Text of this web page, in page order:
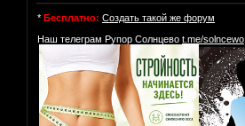
* Бесплатно: Создать такой же форум
Наш телеграм Рупор Солнцево t.me/solncewo